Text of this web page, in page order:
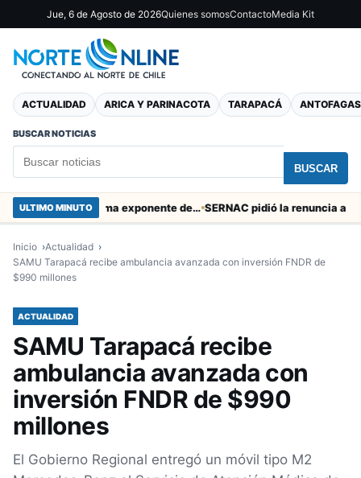
Jue, 6 de Agosto de 2026Quienes somosContactoMedia Kit
ACTUALIDAD ARICA Y PARINACOTA TARAPACÁ
BUSCAR NOTICIAS
BUSCAR
ULTIMO MINUTO Murió tacneña Charito Mistral máxima exponente de la música criolla durante 50 años
Inicio
Actualidad
SAMU Tarapacá recibe ambulancia avanzada con inversión FNDR de
$990 millones
ACTUALIDAD
SAMU Tarapacá recibe
ambulancia avanzada con
inversión FNDR de $990
millones
El Gobierno Regional entregó un móvil tipo M2